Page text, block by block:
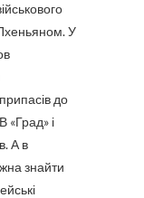
У
до
«Град» і
А в
знайти